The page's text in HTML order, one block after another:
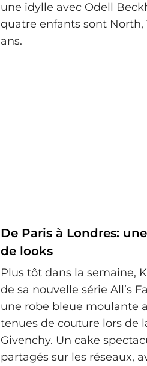
une idylle avec Odell
quatre enfants sont North,
ans.
De Paris à Londres:
de looks
Plus tôt dans la semaine,
de sa nouvelle série All’s
une robe bleue moulante
tenues de couture lors de
Givenchy. Un cake
partagés sur les réseaux,